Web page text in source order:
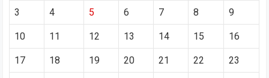
3 4 5 6 7 8 9
10 11 12 13 14 15 16
17 18 19 20 21 22 23